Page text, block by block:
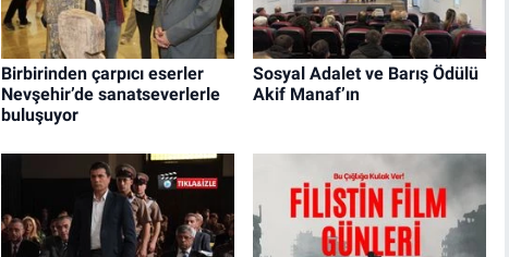
Birbirinden çarpıcı eserler
Nevşehir’de sanatseverlerle
buluşuyor
Sosyal Adalet ve Barış Ödülü
Akif Manaf’ın